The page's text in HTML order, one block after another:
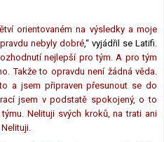
orientovaném na výsledky a moje
nebyly dobré,“ vyjádřil se Latifi.
nejlepší pro tým. A pro tým
Takže to opravdu není žádná věda.
a jsem připraven přesunout se do
jsem v podstatě spokojený, o to
Nelituji svých kroků, na trati ani